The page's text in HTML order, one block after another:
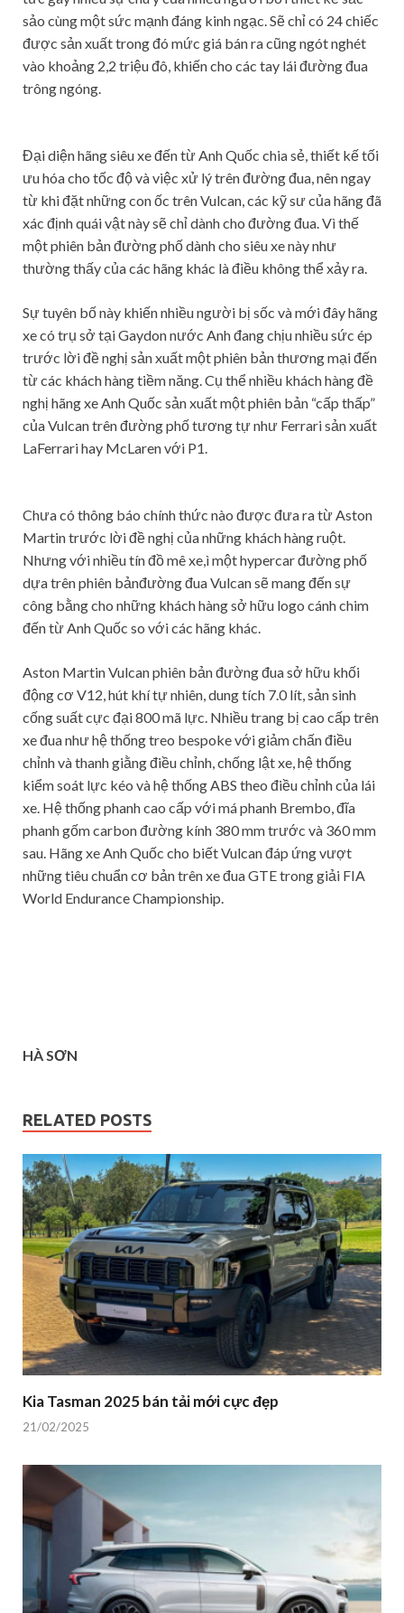
sảo cùng một sức mạnh đáng kinh ngạc. Sẽ chỉ có 24 chiếc
được sản xuất trong đó mức giá bán ra cũng ngót nghét
vào khoảng 2,2 triệu đô, khiến cho các tay lái đường đua
trông ngóng.
Đại diện hãng siêu xe đến từ Anh Quốc chia sẻ, thiết kế tối
ưu hóa cho tốc độ và việc xử lý trên đường đua, nên ngay
từ khi đặt những con ốc trên Vulcan, các kỹ sư của hãng đã
xác định quái vật này sẽ chỉ dành cho đường đua. Vì thế
một phiên bản đường phố dành cho siêu xe này như
thường thấy của các hãng khác là điều không thể xảy ra.
Sự tuyên bố này khiến nhiều người bị sốc và mới đây hãng
xe có trụ sở tại Gaydon nước Anh đang chịu nhiều sức ép
trước lời đề nghị sản xuất một phiên bản thương mại đến
từ các khách hàng tiềm năng. Cụ thể nhiều khách hàng đề
nghị hãng xe Anh Quốc sản xuất một phiên bản “cấp thấp”
của Vulcan trên đường phố tương tự như Ferrari sản xuất
LaFerrari hay McLaren với P1.
Chưa có thông báo chính thức nào được đưa ra từ Aston
Martin trước lời đề nghị của những khách hàng ruột.
Nhưng với nhiều tín đồ mê xe,ì một hypercar đường phố
dựa trên phiên bảnđường đua Vulcan sẽ mang đến sự
công bằng cho những khách hàng sở hữu logo cánh chim
đến từ Anh Quốc so với các hãng khác.
Aston Martin Vulcan phiên bản đường đua sở hữu khối
động cơ V12, hút khí tự nhiên, dung tích 7.0 lít, sản sinh
cống suất cực đại 800 mã lực. Nhiều trang bị cao cấp trên
xe đua như hệ thống treo bespoke với giảm chấn điều
chỉnh và thanh giằng điều chỉnh, chống lật xe, hệ thống
kiểm soát lực kéo và hệ thống ABS theo điều chỉnh của lái
xe. Hệ thống phanh cao cấp với má phanh Brembo, đĩa
phanh gốm carbon đường kính 380 mm trước và 360 mm
sau. Hãng xe Anh Quốc cho biết Vulcan đáp ứng vượt
những tiêu chuẩn cơ bản trên xe đua GTE trong giải FIA
World Endurance Championship.
HÀ SƠN
RELATED POSTS
Kia Tasman 2025 bán tải mới cực đẹp
21/02/2025